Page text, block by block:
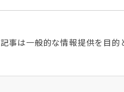
※本記事は一般的な情報提供を目